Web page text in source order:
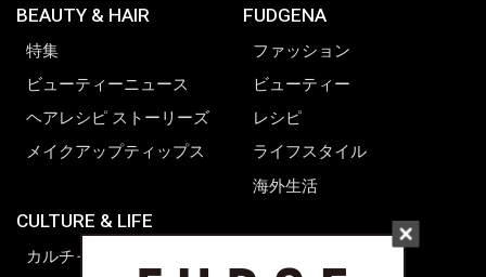
BEAUTY & HAIR
特集
ビューティーニュース
ヘアレシピ ストーリーズ
メイクアップティップス
CULTURE & LIFE
カルチャー
FUDGENA
ファッション
ビューティー
レシピ
ライフスタイル
海外生活